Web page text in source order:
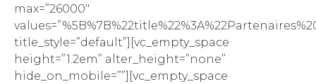
max=”26000″
title_style=”default”][vc_empty_space
height=”1.2em” alter_height=”none”
hide_on_mobile=””][vc_empty_space